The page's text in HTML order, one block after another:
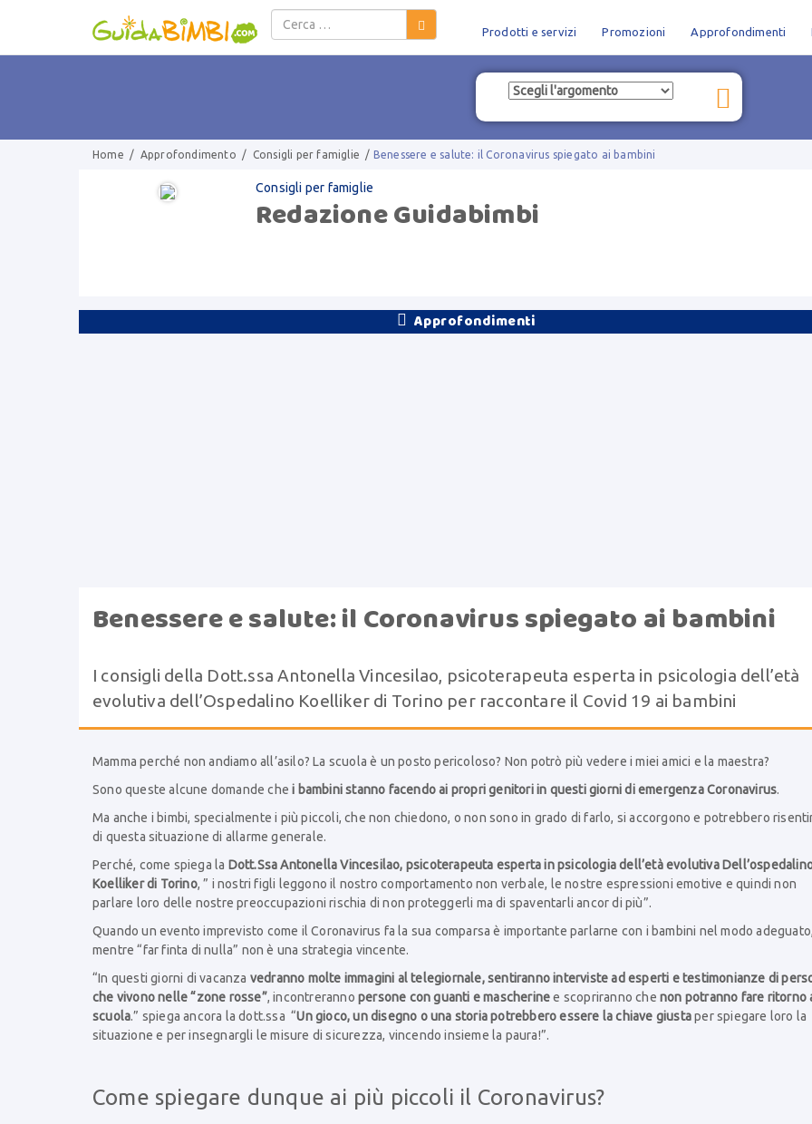
Salta al contenuto
Prodotti e servizi Promozioni Approfondimenti
Home / Approfondimento / Consigli per famiglie / Benessere e salute: il Coronavirus spiegato ai bambini
Consigli per famiglie
Redazione Guidabimbi
 Approfondimenti
Benessere e salute: il Coronavirus spiegato ai bambini
I consigli della Dott.ssa Antonella Vincesilao, psicoterapeuta esperta in psicologia dell’età
evolutiva dell’Ospedalino Koelliker di Torino per raccontare il Covid 19 ai bambini
Mamma perché non andiamo all’asilo? La scuola è un posto pericoloso? Non potrò più vedere i miei amici e la maestra?
Sono queste alcune domande che i bambini stanno facendo ai propri genitori in questi giorni di emergenza Coronavirus.
Ma anche i bimbi, specialmente i più piccoli, che non chiedono, o non sono in grado di farlo, si accorgono e potrebbero
di questa situazione di allarme generale.
Perché, come spiega la Dott.Ssa Antonella Vincesilao, psicoterapeuta esperta in psicologia dell’età evolutiva
Koelliker di Torino, ” i nostri figli leggono il nostro comportamento non verbale, le nostre espressioni emotive e quindi non
parlare loro delle nostre preoccupazioni rischia di non proteggerli ma di spaventarli ancor di più”.
Quando un evento imprevisto come il Coronavirus fa la sua comparsa è importante parlarne con i bambini nel modo
mentre “far finta di nulla” non è una strategia vincente.
“In questi giorni di vacanza vedranno molte immagini al telegiornale, sentiranno interviste ad esperti e testimonianze di
che vivono nelle “zone rosse”, incontrerannopersone con guanti e mascherinee scopriranno che non potranno fare ritorno
scuola.” spiega ancora la dott.ssa “Un gioco, un disegno o una storia potrebbero essere la chiave giustaper spiegare loro la
situazione e per insegnargli le misure di sicurezza, vincendo insieme la paura!”.
Come spiegare dunque ai più piccoli il Coronavirus?